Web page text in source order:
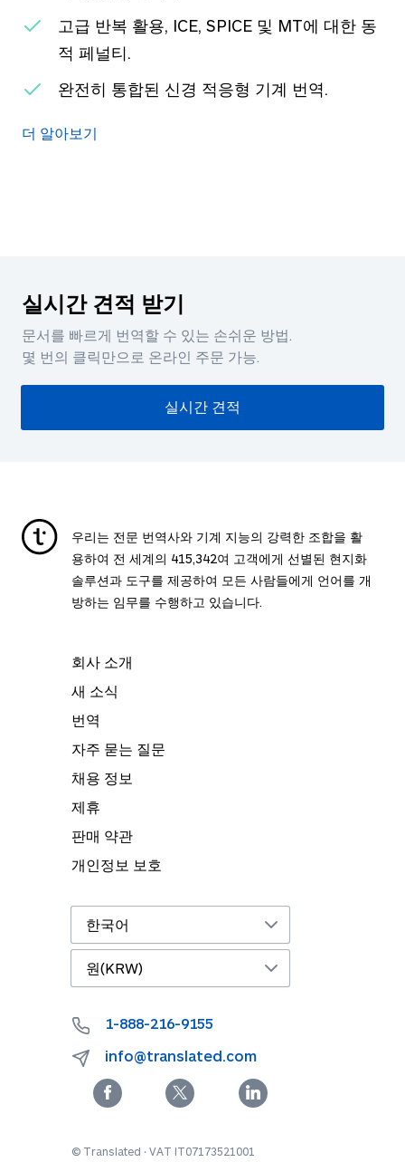
고급 반복 활용, ICE, SPICE 및 MT에 대한 동
적 페널티.
완전히 통합된 신경 적응형 기계 번역.
더 알아보기
실시간 견적 받기
문서를 빠르게 번역할 수 있는 손쉬운 방법.
몇 번의 클릭만으로 온라인 주문 가능.
실시간 견적
우리는 전문 번역사와 기계 지능의 강력한 조합을 활
용하여 전 세계의 415,342여 고객에게 선별된 현지화
솔루션과 도구를 제공하여 모든 사람들에게 언어를 개
방하는 임무를 수행하고 있습니다.
회사 소개
새 소식
번역
자주 묻는 질문
채용 정보
제휴
판매 약관
개인정보 보호
1-888-216-9155
info@translated.com